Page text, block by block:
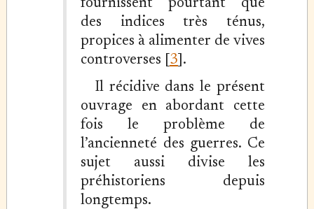
fournissent pourtant que
des indices très ténus,
propices à alimenter de vives
controverses [ 3 ].
Il récidive dans le présent
ouvrage en abordant cette
fois le problème de
l’ancienneté des guerres. Ce
sujet aussi divise les
préhistoriens depuis
longtemps.